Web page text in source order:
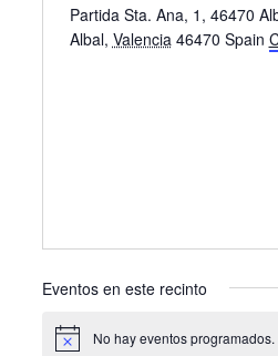
Partida Sta. Ana, 1, 46470
Albal, Valencia 46470 Spain
Eventos en este recinto
Aviso No hay eventos programados.